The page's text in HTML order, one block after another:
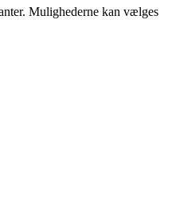
Mulighederne kan vælges